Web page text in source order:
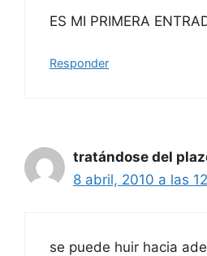
ES MI PRIMERA
Responder
tratándose del
8 abril, 2010 a las
se puede huir hacia